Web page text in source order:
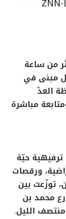
من ساعة
مبنى في
العدّ
مباشرة
حيّة
ورقصات
توزّعت بين
محمد بن
الليل.